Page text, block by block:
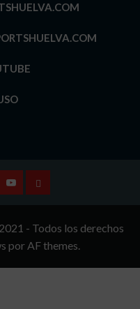
YoutubeTÉRMINOS
CONDICIONES
- Todos los derechos
por AF themes.